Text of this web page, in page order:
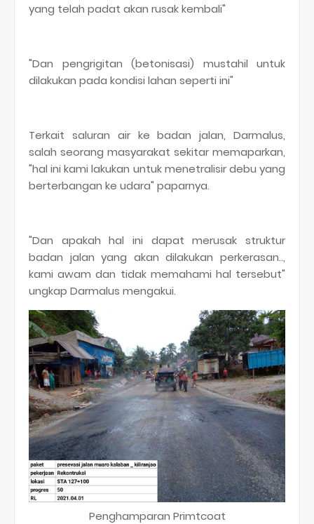
yang telah padat akan rusak kembali"
"Dan pengrigitan (betonisasi) mustahil untuk
dilakukan pada kondisi lahan seperti ini"
Terkait saluran air ke badan jalan, Darmalus,
salah seorang masyarakat sekitar memaparkan,
"hal ini kami lakukan untuk menetralisir debu yang
berterbangan ke udara" paparnya.
"Dan apakah hal ini dapat merusak struktur
badan jalan yang akan dilakukan perkerasan..,
kami awam dan tidak memahami hal tersebut"
ungkap Darmalus mengakui.
Penghamparan Primtcoat